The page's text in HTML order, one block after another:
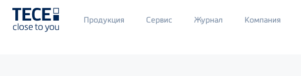
Main
Menü
Продукция Сервис Журнал Main
Menu
Компания